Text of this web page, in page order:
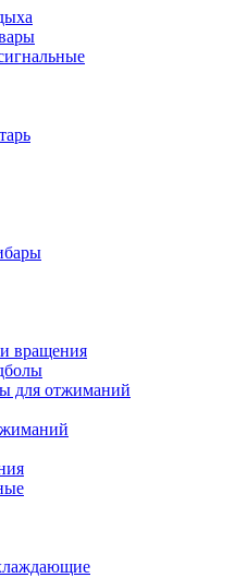
вращения
для отжиманий